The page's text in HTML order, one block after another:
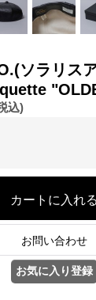
ソラリス
込)